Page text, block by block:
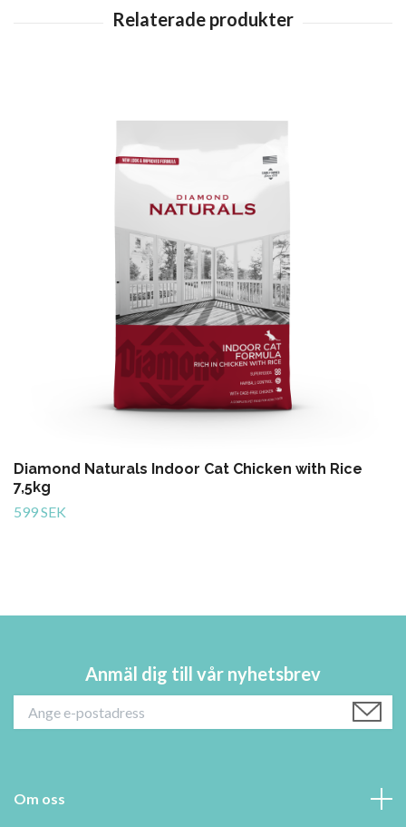
Diamond Naturals Indoor Cat Chicken with Rice
7,5kg
599 SEK
Anmäl dig till vår nyhetsbrev
Om oss